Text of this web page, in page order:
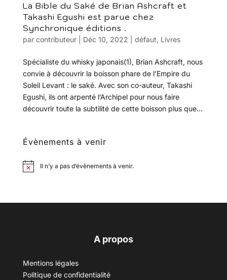
La Bible du Saké de Brian Ashcraft et
Takashi Egushi est parue chez
Synchronique éditions .
par contributeur| Déc 10, 2022 défaut, Livres
Spécialiste du whisky japonais(1), Brian Ashcraft, nous
convie à découvrir la boisson phare de l’Empire du
Soleil Levant : le saké. Avec son co-auteur, Takashi
Egushi, ils ont arpenté l’Archipel pour nous faire
découvrir toute la subtilité de cette boisson plus que...
Évènements à venir
Il n’y a pas d’évènements à venir.
A propos
Mentions légales
Politique de confidentialité